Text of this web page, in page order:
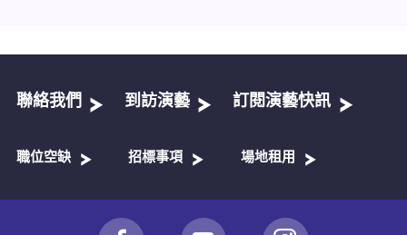
聯絡我們 到訪演藝 訂閱演藝快訊
職位空缺 招標事項 場地租用